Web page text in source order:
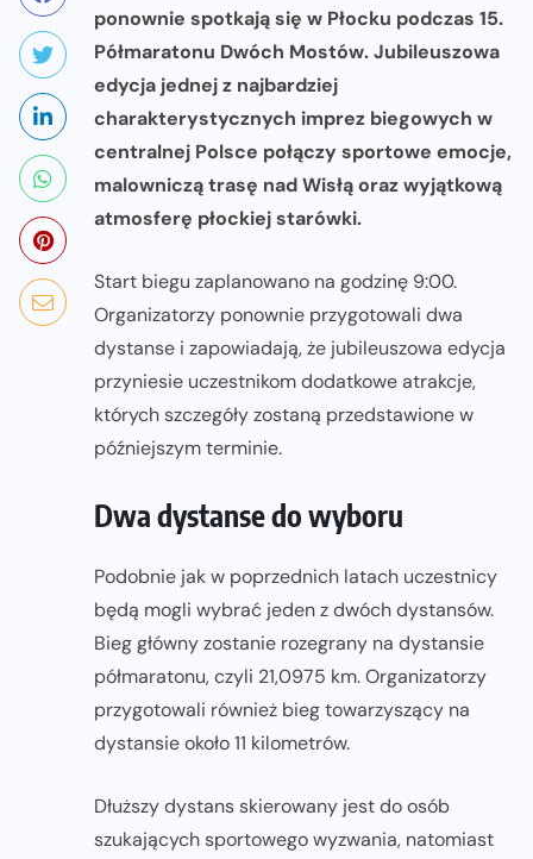
ponownie spotkają się w Płocku podczas 15.
Półmaratonu Dwóch Mostów. Jubileuszowa
edycja jednej z najbardziej
charakterystycznych imprez biegowych w
centralnej Polsce połączy sportowe emocje,
malowniczą trasę nad Wisłą oraz wyjątkową
atmosferę płockiej starówki.
Start biegu zaplanowano na godzinę 9:00.
Organizatorzy ponownie przygotowali dwa
dystanse i zapowiadają, że jubileuszowa edycja
przyniesie uczestnikom dodatkowe atrakcje,
których szczegóły zostaną przedstawione w
późniejszym terminie.
Dwa dystanse do wyboru
Podobnie jak w poprzednich latach uczestnicy
będą mogli wybrać jeden z dwóch dystansów.
Bieg główny zostanie rozegrany na dystansie
półmaratonu, czyli 21,0975 km. Organizatorzy
przygotowali również bieg towarzyszący na
dystansie około 11 kilometrów.
Dłuższy dystans skierowany jest do osób
szukających sportowego wyzwania, natomiast